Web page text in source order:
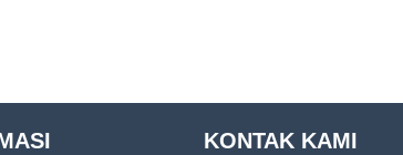
KONTAK KAMI